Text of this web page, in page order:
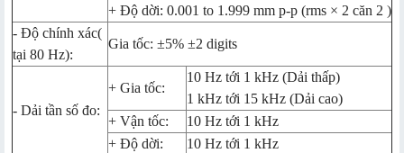
+ Độ dời: 0.001 to 1.999 mm p-p (rms × 2 căn 2 )
- Độ chính xác(
tại 80 Hz):
Gia tốc: ±5% ±2 digits
- Dải tần số đo:
+ Gia tốc:
10 Hz tới 1 kHz (Dải thấp)
1 kHz tới 15 kHz (Dải cao)
+ Vận tốc:
10 Hz tới 1 kHz
+ Độ dời:
10 Hz tới 1 kHz